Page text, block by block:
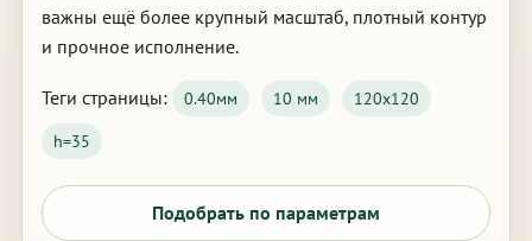
важны ещё более крупный масштаб, плотный контур
и прочное исполнение.
Теги страницы: 0.40мм 10 мм
120х120
h=35
Подобрать по параметрам